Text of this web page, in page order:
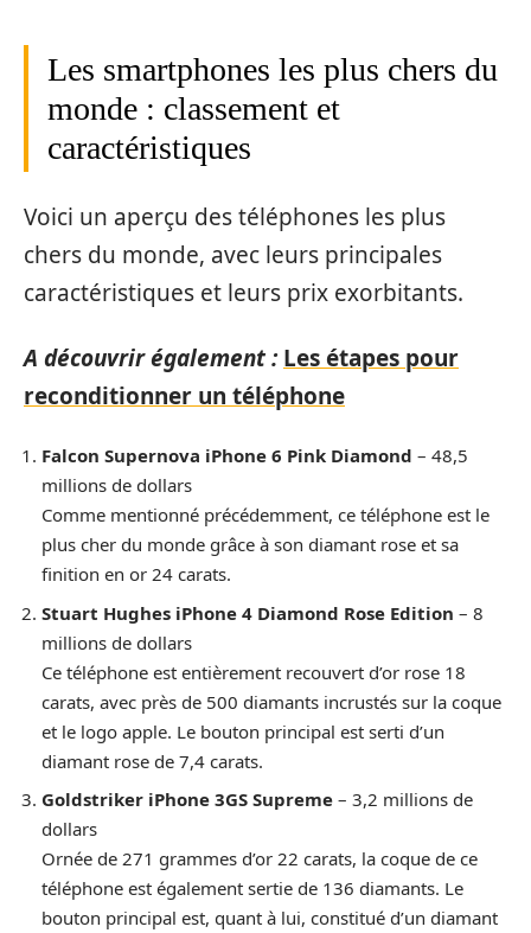
Les smartphones les plus chers du
monde : classement et
caractéristiques
Voici un aperçu des téléphones les plus
chers du monde, avec leurs principales
caractéristiques et leurs prix exorbitants.
A découvrir également : Les étapes pour
reconditionner un téléphone
Falcon Supernova iPhone 6 Pink Diamond – 48,5
millions de dollars
Comme mentionné précédemment, ce téléphone est le
plus cher du monde grâce à son diamant rose et sa
finition en or 24 carats.
Stuart Hughes iPhone 4 Diamond Rose Edition – 8
millions de dollars
Ce téléphone est entièrement recouvert d’or rose 18
carats, avec près de 500 diamants incrustés sur la coque
et le logo apple. Le bouton principal est serti d’un
diamant rose de 7,4 carats.
Goldstriker iPhone 3GS Supreme – 3,2 millions de
dollars
Ornée de 271 grammes d’or 22 carats, la coque de ce
téléphone est également sertie de 136 diamants. Le
bouton principal est, quant à lui, constitué d’un diamant